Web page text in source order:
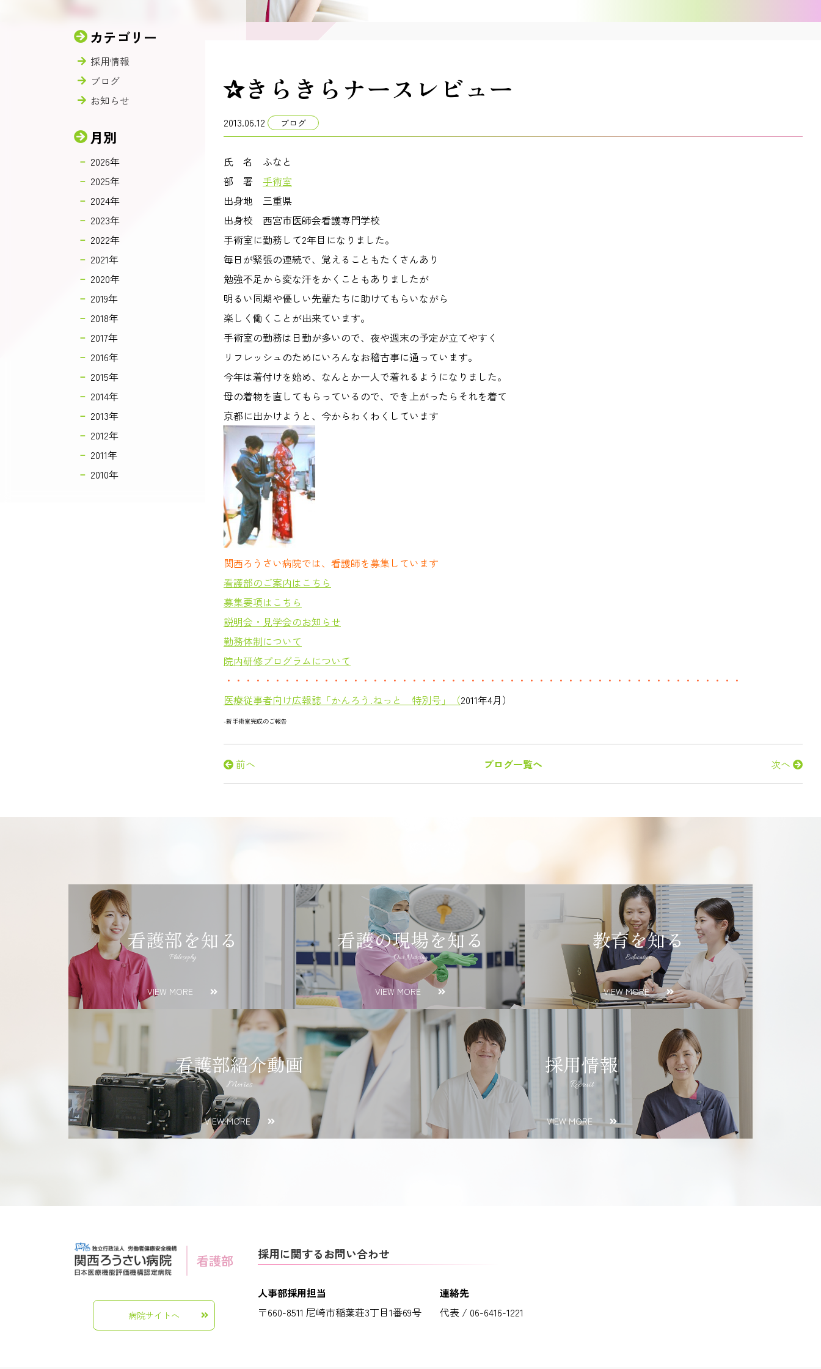
✰きらきらナースレビュー
2013.06.12 ブログ
氏 名 ふなと
部 署 手術室
出身地 三重県
出身校 西宮市医師会看護専門学校
手術室に勤務して2年目になりました。
毎日が緊張の連続で、覚えることもたくさんあり
勉強不足から変な汗をかくこともありましたが
明るい同期や優しい先輩たちに助けてもらいながら
楽しく働くことが出来ています。
手術室の勤務は日勤が多いので、夜や週末の予定が立てやすく
リフレッシュのためにいろんなお稽古事に通っています。
今年は着付けを始め、なんとか一人で着れるようになりました。
母の着物を直してもらっているので、でき上がったらそれを着て
京都に出かけようと、今からわくわくしています
関西ろうさい病院では、看護師を募集しています
看護部のご案内はこちら
募集要項はこちら
説明会・見学会のお知らせ
勤務体制について
院内研修プログラムについて
・・・・・・・・・・・・・・・・・・・・・・・・・・・・・・・・・・・・・・・・・・・・・・・・・・・・・
医療従事者向け広報誌「かんろう.ねっと 特別号」（2011年4月）
-新手術室完成のご報告
前へ 次へ
ブログ一覧へ
カテゴリー
採用情報
ブログ
お知らせ
月別
2026年
2025年
2024年
2023年
2022年
2021年
2020年
2019年
2018年
2017年
2016年
2015年
2014年
2013年
2012年
2011年
2010年
看護部を知る
Philosophy
VIEW MORE
看護の現場を知る
Our Nursing
VIEW MORE
教育を知る
Education
VIEW MORE
看護部紹介動画
Movies
VIEW MORE
採用情報
Recruit
VIEW MORE
病院サイトへ
採用に関するお問い合わせ
人事部採用担当
〒660-8511 尼崎市稲葉荘3丁目1番69号
連絡先
代表 / 06-6416-1221